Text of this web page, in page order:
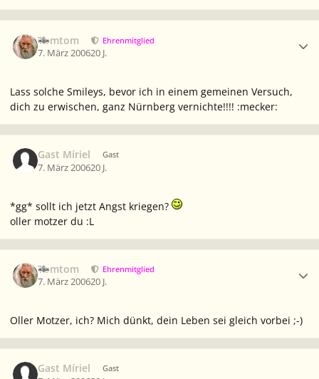
Tomtom Ehrenmitglied
7. März 200620 J.
Lass solche Smileys, bevor ich in einem gemeinen Versuch,
dich zu erwischen, ganz Nürnberg vernichte!!!! :mecker:
Gast Míriel Gast
7. März 200620 J.
*gg* sollt ich jetzt Angst kriegen?
oller motzer du :L
Tomtom Ehrenmitglied
7. März 200620 J.
Oller Motzer, ich? Mich dünkt, dein Leben sei gleich vorbei ;-)
Gast Míriel Gast